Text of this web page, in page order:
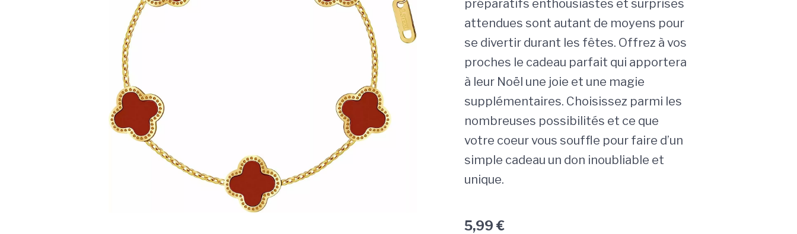
préparatifs enthousiastes et surprises
attendues sont autant de moyens pour
se divertir durant les fêtes. Offrez à vos
proches le cadeau parfait qui apportera
à leur Noël une joie et une magie
supplémentaires. Choisissez parmi les
nombreuses possibilités et ce que
votre coeur vous souffle pour faire d’un
simple cadeau un don inoubliable et
unique.
5,99 €